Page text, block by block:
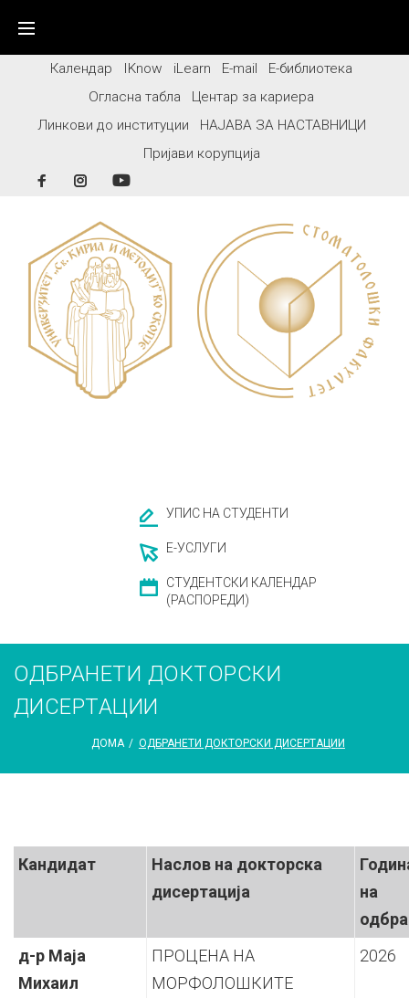
contentКалендар IKnow iLearn E-mail
Е-библиотека
Огласна табла
Центар за кариера
Линкови до институции
НАЈАВА ЗА НАСТАВНИЦИ
Пријави корупција
FacebookInstagram
УПИС НА СТУДЕНТИ
Е-УСЛУГИ
СТУДЕНТСКИ КАЛЕНДАР
(РАСПОРЕДИ)
ОДБРАНЕТИ ДОКТОРСКИ
ДИСЕРТАЦИИ
ДОМА / ОДБРАНЕТИ ДОКТОРСКИ ДИСЕРТАЦИИ
Одбранети
докторски
дисертации
Кандидат
Наслов на докторска
дисертација
на
д-р Маја
Михаил
ПРОЦЕНА НА
МОРФОЛОШКИТЕ
2026